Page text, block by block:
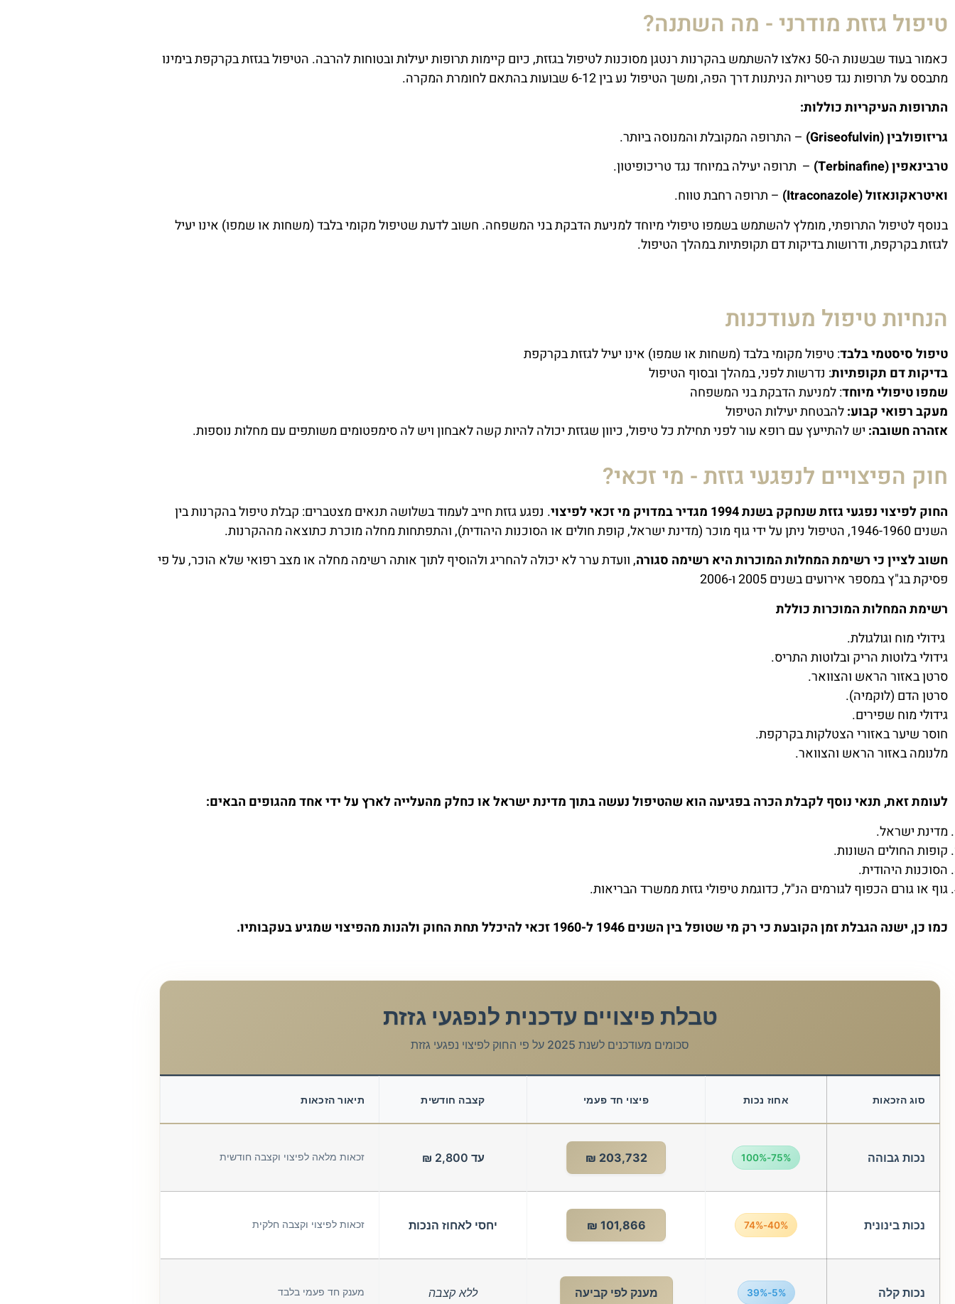
טיפול גזזת מודרני - מה השתנה?
כאמור בעוד שבשנות ה-50 נאלצו להשתמש בהקרנות רנטגן מסוכנות לטיפול בגזזת, כיום קיימות תרופות יעילות ובטוחות להרבה. הטיפול בגזזת בקרקפת בימינו
מתבסס על תרופות נגד פטריות הניתנות דרך הפה, ומשך הטיפול נע בין 6-12 שבועות בהתאם לחומרת המקרה.
התרופות העיקריות כוללות:
גריזופולבין (Griseofulvin)
– התרופה המקובלת והמנוסה ביותר.
טרבינאפין (Terbinafine)
– תרופה יעילה במיוחד נגד טריכופיטון.
ואיטראקונאזול (Itraconazole)
– תרופה רחבת טווח.
בנוסף לטיפול התרופתי, מומלץ להשתמש בשמפו טיפולי מיוחד למניעת הדבקת בני המשפחה. חשוב לדעת שטיפול מקומי בלבד (משחות או שמפו) אינו יעיל
לגזזת בקרקפת, ודרושות בדיקות דם תקופתיות במהלך הטיפול.
הנחיות טיפול מעודכנות
טיפול סיסטמי בלבד: טיפול מקומי בלבד (משחות או שמפו) אינו יעיל לגזזת בקרקפת
בדיקות דם תקופתיות: נדרשות לפני, במהלך ובסוף הטיפול
שמפו טיפולי מיוחד: למניעת הדבקת בני המשפחה
מעקב רפואי קבוע:להבטחת יעילות הטיפול
אזהרה חשובה: יש להתייעץ עם רופא עור לפני תחילת כל טיפול, כיוון שגזזת יכולה להיות קשה לאבחון ויש לה סימפטומים משותפים עם מחלות נוספות.
חוק הפיצויים לנפגעי גזזת - מי זכאי?
החוק לפיצוי נפגעי גזזת שנחקק בשנת 1994 מגדיר במדויק מי זכאי לפיצוי
. נפגע גזזת חייב לעמוד בשלושה תנאים מצטברים: קבלת טיפול בהקרנות בין
השנים 1946-1960, הטיפול ניתן על ידי גוף מוכר (מדינת ישראל, קופת חולים או הסוכנות היהודית), והתפתחות מחלה מוכרת כתוצאה מההקרנות.
חשוב לציין כי רשימת המחלות המוכרות היא רשימה סגורה, וועדת ערר לא יכולה להחריג ולהוסיף לתוך אותה רשימה מחלה או מצב רפואי שלא הוכר, על פי
פסיקת בג"ץ במספר אירועים בשנים 2005 ו-2006
רשימת המחלות המוכרות כוללת
גידולי מוח וגולגולת.
גידולי בלוטות הריק ובלוטות התריס.
סרטן באזור הראש והצוואר.
סרטן הדם (לוקמיה).
גידולי מוח שפירים.
חוסר שיער באזורי הצטלקות בקרקפת.
מלנומה באזור הראש והצוואר.
לעומת זאת, תנאי נוסף לקבלת הכרה בפגיעה הוא שהטיפול נעשה בתוך מדינת ישראל או כחלק מהעלייה לארץ על ידי אחד מהגופים הבאים:
מדינת ישראל.
קופות החולים השונות.
הסוכנות היהודית.
גוף או גורם הכפוף לגורמים הנ"ל, כדוגמת טיפולי גזזת ממשרד הבריאות.
כמו כן, ישנה הגבלת זמן הקובעת כי רק מי שטופל בין השנים 1946 ל-1960 זכאי להיכלל תחת החוק ולהנות מהפיצוי שמגיע בעקבותיו.
טבלת פיצויים עדכנית לנפגעי גזזת
סכומים מעודכנים לשנת 2025 על פי החוק לפיצוי נפגעי גזזת
סוג הזכאות אחוז נכות פיצוי חד פעמי קצבה חודשית תיאור הזכאות
נכות גבוהה 75%-100%
203,732 ₪ עד 2,800 ₪ זכאות מלאה לפיצוי וקצבה חודשית
נכות בינונית 40%-74%
101,866 ₪ יחסי לאחוז הנכות זכאות לפיצוי וקצבה חלקית
נכות קלה 5%-39% מענק לפי קביעה ללא קצבה מענק חד פעמי בלבד